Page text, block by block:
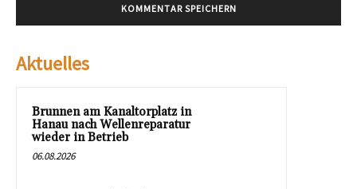
Aktuelles
Brunnen am Kanaltorplatz in
Hanau nach Wellenreparatur
wieder in Betrieb
06.08.2026